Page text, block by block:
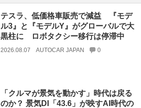
テスラ、低価格車販売で減益 『モデ
ル3』と『モデルY』がグローバルで大
黒柱に ロボタクシー移行は停滞中
2026.08.07 AUTOCAR JAPAN 0
「クルマが景気を動かす」時代は戻る
のか？ 景気DI「43.6」が映すAI時代の